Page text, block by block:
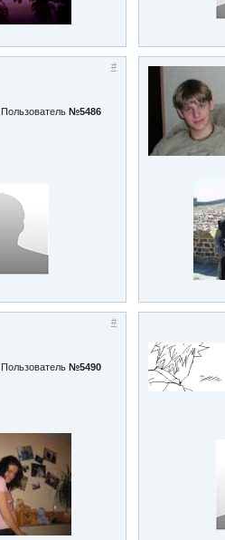
#
Пользователь №5486
#
Пользователь №5490